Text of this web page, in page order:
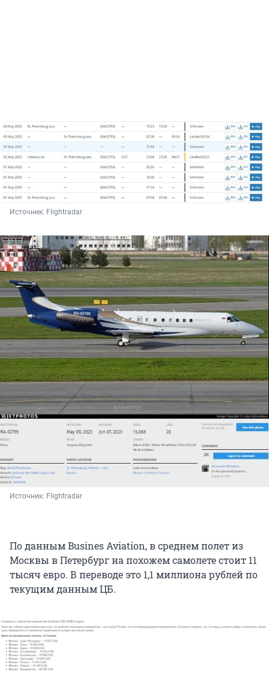
Источник: Flightradar
Источник: Flightradar
По данным Busines Aviation, в среднем полет из
Москвы в Петербург на похожем самолете стоит 11
тысяч евро. В переводе это 1,1 миллиона рублей по
текущим данным ЦБ.